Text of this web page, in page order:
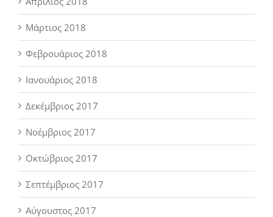
Μάρτιος 2018
Φεβρουάριος 2018
Ιανουάριος 2018
Δεκέμβριος 2017
Νοέμβριος 2017
Οκτώβριος 2017
Σεπτέμβριος 2017
Αύγουστος 2017